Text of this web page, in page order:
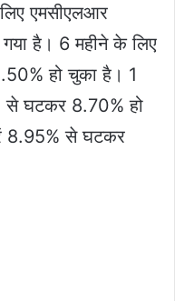
एमसीएलआर
है। 6 महीने के लिए
हो चुका है। 1
से घटकर 8.70% हो
8.95% से घटकर